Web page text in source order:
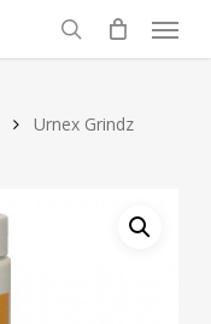
search
Menu
Urnex Grindz